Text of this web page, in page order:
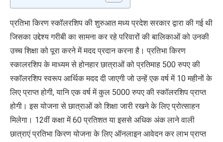
प्रतिभा किरण स्कॉलरशिप की शुरुआत मध्य प्रदेश सरकार द्वारा की गई थी
जिसका उद्देश्य गरीबी का सामना कर रहे परिवारों की बालिकाओं को उनकी
उच्च शिक्षा को पूरा करने में मदद प्रदान करना है। प्रतिभा किरण
स्कालरशिप के माध्यम से होनहार छात्राओं को प्रतिमाह 500 रुपए की
स्कॉलरशिप स्वरूप आर्थिक मदद दी जाएगी जो उन्हें एक वर्ष में 10 महीनों के
लिए प्राप्त होगी, यानि एक वर्ष में कुल 5000 रुपए की स्कॉलरशिप प्राप्त
होगी। इस योजना से छात्राओं को शिक्षा जारी रखने के लिए प्रोत्साहन
मिलेगा। 12वीं कक्षा में 60 प्रतिशत या इससे अधिक अंक लाने वाली
छात्राएं प्रतिभा किरण योजना के लिए ऑनलाइन आवेदन कर लाभ प्राप्त